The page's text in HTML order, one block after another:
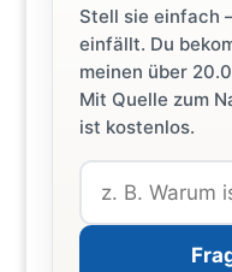
Stell sie einfach
einfällt. Du
meinen über
Mit Quelle zum
ist kostenlos.